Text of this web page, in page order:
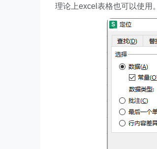
理论上excel表格也可以使用。